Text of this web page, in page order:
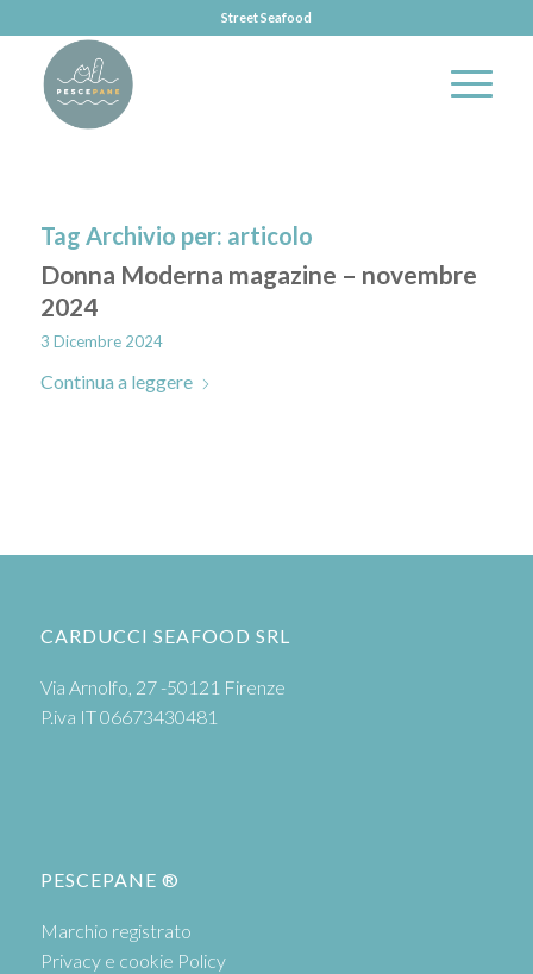
Street Seafood
Tag Archivio per: articolo
Donna Moderna magazine – novembre
2024
3 Dicembre 2024
Continua a leggere
CARDUCCI SEAFOOD SRL
Via Arnolfo, 27 -50121 Firenze
P.iva IT 06673430481
PESCEPANE ®
Marchio registrato
Privacy e cookie Policy